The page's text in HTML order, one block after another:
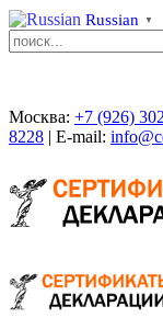
Russian ▼
Москва: +7 (926)
8228 | E-mail: